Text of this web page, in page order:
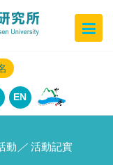
EN
動 ／ 活動記實